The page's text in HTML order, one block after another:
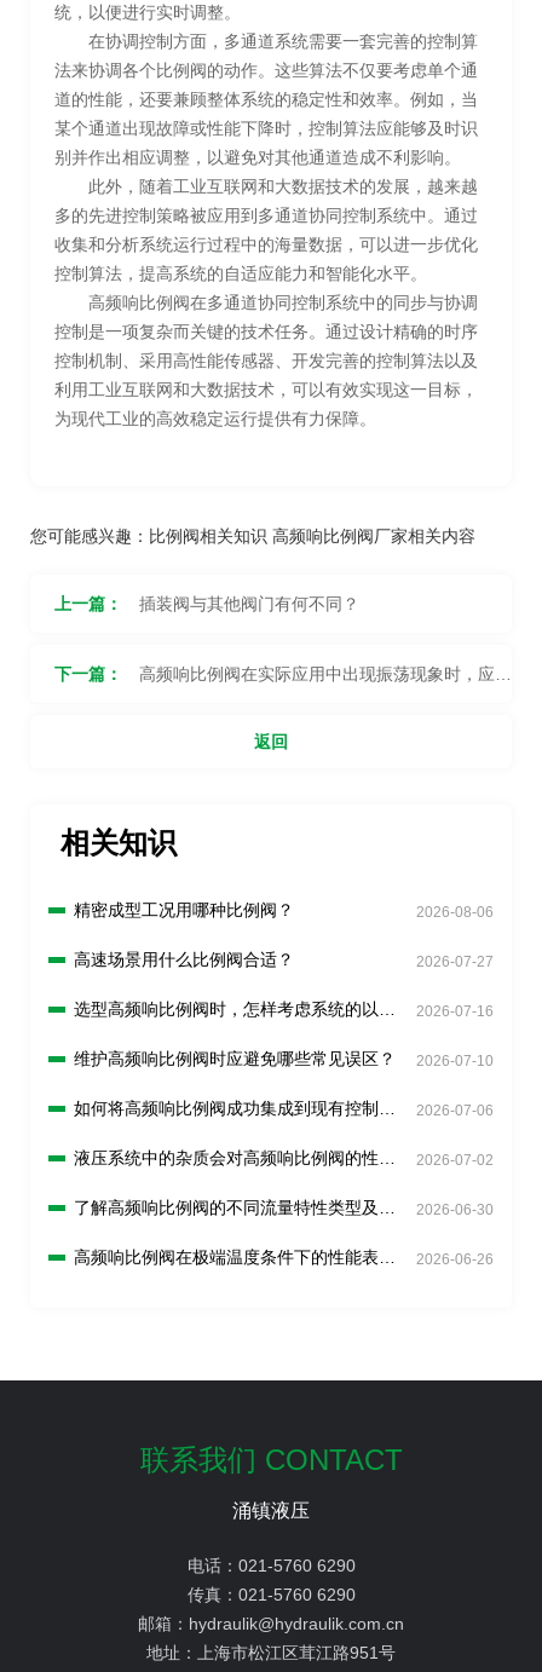
统，以便进行实时调整。
在协调控制方面，多通道系统需要一套完善的控制算
法来协调各个比例阀的动作。这些算法不仅要考虑单个通
道的性能，还要兼顾整体系统的稳定性和效率。例如，当
某个通道出现故障或性能下降时，控制算法应能够及时识
别并作出相应调整，以避免对其他通道造成不利影响。
此外，随着工业互联网和大数据技术的发展，越来越
多的先进控制策略被应用到多通道协同控制系统中。通过
收集和分析系统运行过程中的海量数据，可以进一步优化
控制算法，提高系统的自适应能力和智能化水平。
高频响比例阀在多通道协同控制系统中的同步与协调
控制是一项复杂而关键的技术任务。通过设计精确的时序
控制机制、采用高性能传感器、开发完善的控制算法以及
利用工业互联网和大数据技术，可以有效实现这一目标，
为现代工业的高效稳定运行提供有力保障。
您可能感兴趣： 比例阀相关知识 高频响比例阀厂家相关内容
上一篇： 插装阀与其他阀门有何不同？
下一篇： 高频响比例阀在实际应用中出现振荡现象时，应如
何调整和优化？返回
相关知识
精密成型工况用哪种比例阀？ 2026-08-06
高速场景用什么比例阀合适？ 2026-07-27
选型高频响比例阀时，怎样考虑系统的以后
2026-07-16
维护高频响比例阀时应避免哪些常见误区？ 2026-07-10
如何将高频响比例阀成功集成到现有控制系
2026-07-06
液压系统中的杂质会对高频响比例阀的性能
2026-07-02
了解高频响比例阀的不同流量特性类型及选
2026-06-30
高频响比例阀在极端温度条件下的性能表现
2026-06-26
联系我们 CONTACT
涌镇液压
电话： 021-5760 6290
传真： 021-5760 6290
邮箱： hydraulik@hydraulik.com.cn
地址： 上海市松江区茸江路951号